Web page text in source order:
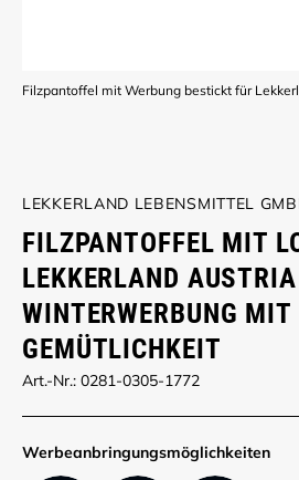
Filzpantoffel mit Werbung bestickt für
LEKKERLAND LEBENSMITTEL
FILZPANTOFFEL MIT
LEKKERLAND
WINTERWERBUNG MIT
GEMÜTLICHKEIT
Art.-Nr.: 0281-0305-1772
Werbe­anbringungs­möglich­keiten